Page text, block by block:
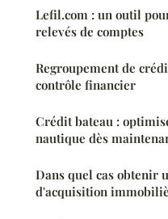
Lefil.com : un outil
relevés de comptes
Regroupement de
contrôle financier
Crédit bateau :
nautique dès
Dans quel cas obtenir
d'acquisition